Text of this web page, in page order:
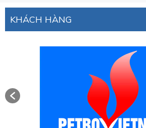
KHÁCH HÀNG